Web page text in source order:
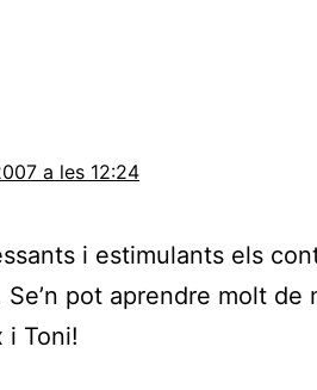
a les 12:24
i estimulants els
pot aprendre molt de
i Toni!